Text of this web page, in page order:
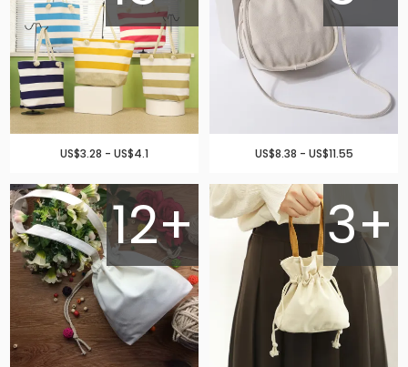
US$3.28 - US$4.1 US$8.38 - US$11.55
12+ 3+